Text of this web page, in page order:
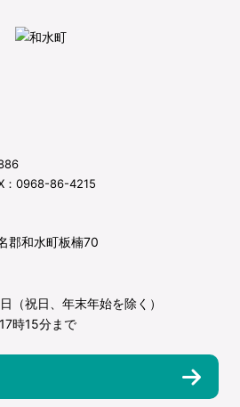
：0968-86-4215
和水町板楠70
（祝日、年末年始を除く）
時15分まで